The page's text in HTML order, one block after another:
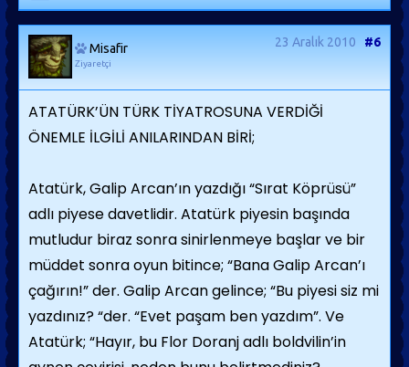
Misafir
Ziyaretçi
23 Aralık 2010 #6
ATATÜRK’ÜN TÜRK TİYATROSUNA VERDİĞİ
ÖNEMLE İLGİLİ ANILARINDAN BİRİ;
Atatürk, Galip Arcan’ın yazdığı “Sırat Köprüsü”
adlı piyese davetlidir. Atatürk piyesin başında
mutludur biraz sonra sinirlenmeye başlar ve bir
müddet sonra oyun bitince; “Bana Galip Arcan’ı
çağırın!” der. Galip Arcan gelince; “Bu piyesi siz mi
yazdınız? “der. “Evet paşam ben yazdım”. Ve
Atatürk; “Hayır, bu Flor Doranj adlı boldvilin’in